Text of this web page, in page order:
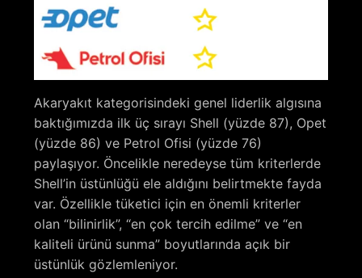
Akaryakıt kategorisindeki genel liderlik algısına
baktığımızda ilk üç sırayı Shell (yüzde 87), Opet
(yüzde 86) ve Petrol Ofisi (yüzde 76)
paylaşıyor. Öncelikle neredeyse tüm kriterlerde
Shell’in üstünlüğü ele aldığını belirtmekte fayda
var. Özellikle tüketici için en önemli kriterler
olan “bilinirlik”, “en çok tercih edilme” ve “en
kaliteli ürünü sunma” boyutlarında açık bir
üstünlük gözlemleniyor.